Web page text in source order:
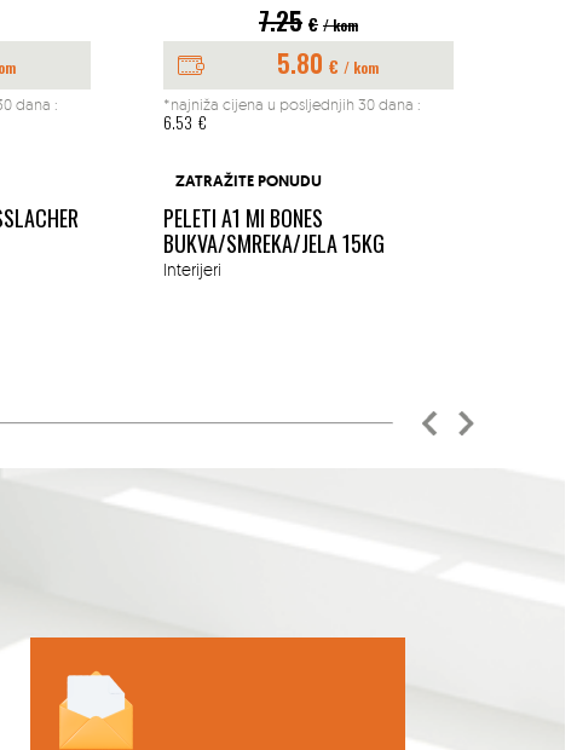
dana :
7.25 € / kom
5.80 € / kom
*najniža cijena u posljednjih 30 dana :
6.53 €
ZATRAŽITE PONUDU
PELETI A1 MI BONES
BUKVA/SMREKA/JELA 15KG
Interijeri